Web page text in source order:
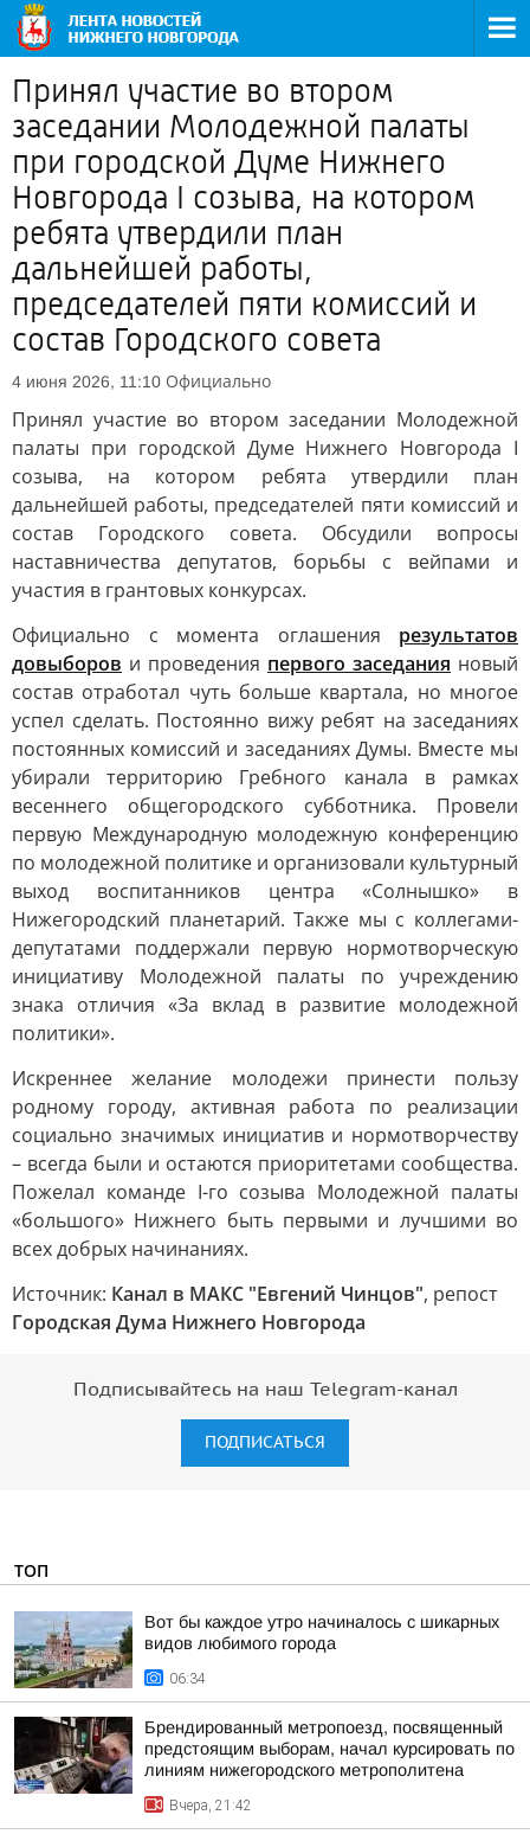
Принял участие во втором
заседании Молодежной палаты
при городской Думе Нижнего
Новгорода I созыва, на котором
ребята утвердили план
дальнейшей работы,
председателей пяти комиссий и
состав Городского совета
4 июня 2026, 11:10 Официально
Принял участие во втором заседании Молодежной
палаты при городской Думе Нижнего Новгорода I
созыва, на котором ребята утвердили план
дальнейшей работы, председателей пяти комиссий и
состав Городского совета. Обсудили вопросы
наставничества депутатов, борьбы с вейпами и
участия в грантовых конкурсах.
Официально с момента оглашения результатов
довыборов и проведения первого заседания новый
состав отработал чуть больше квартала, но многое
успел сделать. Постоянно вижу ребят на заседаниях
постоянных комиссий и заседаниях Думы. Вместе мы
убирали территорию Гребного канала в рамках
весеннего общегородского субботника. Провели
первую Международную молодежную конференцию
по молодежной политике и организовали культурный
выход воспитанников центра «Солнышко» в
Нижегородский планетарий. Также мы с коллегами-
депутатами поддержали первую нормотворческую
инициативу Молодежной палаты по учреждению
знака отличия «За вклад в развитие молодежной
политики».
Искреннее желание молодежи принести пользу
родному городу, активная работа по реализации
социально значимых инициатив и нормотворчеству
– всегда были и остаются приоритетами сообщества.
Пожелал команде I-го созыва Молодежной палаты
«большого» Нижнего быть первыми и лучшими во
всех добрых начинаниях.
Источник: Канал в МАКС "Евгений Чинцов", репост
Городская Дума Нижнего Новгорода
Подписывайтесь на наш Telegram-канал
ПОДПИСАТЬСЯ
ТОП
Вот бы каждое утро начиналось с шикарных
видов любимого города
06:34
Брендированный метропоезд, посвященный
предстоящим выборам, начал курсировать по
линиям нижегородского метрополитена
Вчера, 21:42